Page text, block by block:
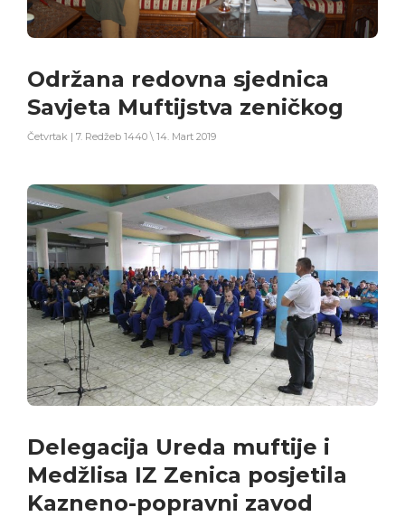
Održana redovna sjednica
Savjeta Muftijstva zeničkog
Četvrtak | 7. Redžeb 1440 \ 14. Mart 2019
Delegacija Ureda muftije i
Medžlisa IZ Zenica posjetila
Kazneno-popravni zavod